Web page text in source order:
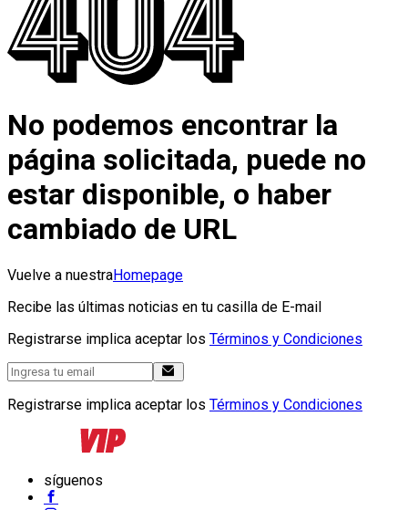
No podemos encontrar la
página solicitada, puede no
estar disponible, o haber
cambiado de URL
Vuelve a nuestraHomepage
Recibe las últimas noticias en tu casilla de E-mail
Registrarse implica aceptar los Términos y Condiciones
Registrarse implica aceptar los Términos y Condiciones
síguenos